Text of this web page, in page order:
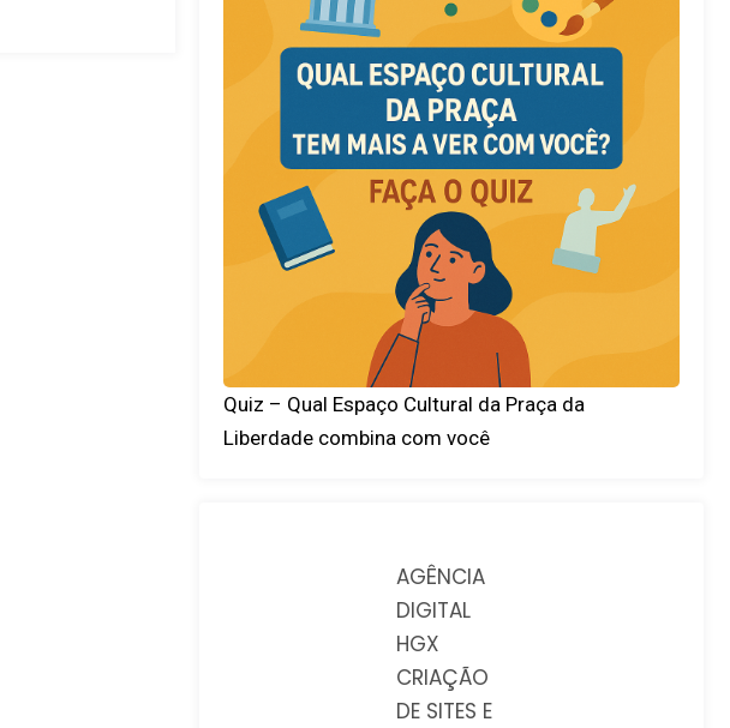
Quiz – Qual Espaço Cultural da Praça da
Liberdade combina com você
AGÊNCIA
DIGITAL
HGX
CRIAÇÃO
DE SITES E